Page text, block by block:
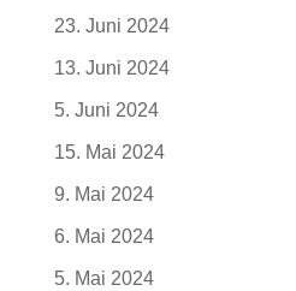
23. Juni 2024
13. Juni 2024
5. Juni 2024
15. Mai 2024
9. Mai 2024
6. Mai 2024
5. Mai 2024